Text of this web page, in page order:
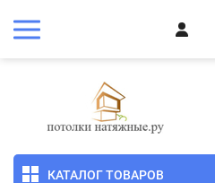
КАТАЛОГ ТОВАРОВ